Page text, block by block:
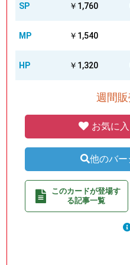
SP ￥1,760
MP ￥1,540
HP ￥1,320
週間
お気に
他のバー
このカードが登場す
る記事一覧